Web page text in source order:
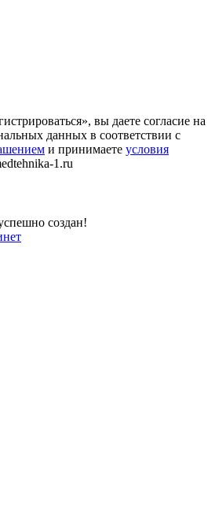
вы даете согласие на
данных в соответствии с
и принимаете условия
1.ru
создан!